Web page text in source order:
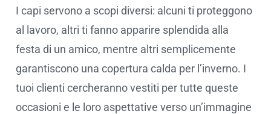
I capi servono a scopi diversi: alcuni ti proteggono
al lavoro, altri ti fanno apparire splendida alla
festa di un amico, mentre altri semplicemente
garantiscono una copertura calda per l’inverno. I
tuoi clienti cercheranno vestiti per tutte queste
occasioni e le loro aspettative verso un’immagine